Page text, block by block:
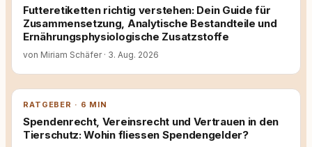
Futteretiketten richtig verstehen: Dein Guide für
Zusammensetzung, Analytische Bestandteile und
Ernährungsphysiologische Zusatzstoffe
von Miriam Schäfer · 3. Aug. 2026
RATGEBER · 6 MIN
Spendenrecht, Vereinsrecht und Vertrauen in den
Tierschutz: Wohin fliessen Spendengelder?